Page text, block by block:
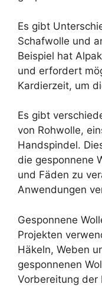
Es gibt
Schafwolle und
Beispiel hat
und erfordert
Kardierzeit, um
Es gibt
von Rohwolle,
Handspindel.
die gesponnene
und Fäden zu
Anwendungen
Gesponnene
Projekten
Häkeln, Weben
gesponnenen
Vorbereitung der